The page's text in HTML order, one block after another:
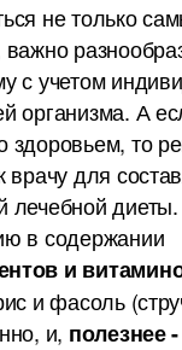
не только
важно
с учетом
организма. А
здоровьем, то
врачу для
лечебной
в содержании
и
и фасоль
и, полезнее